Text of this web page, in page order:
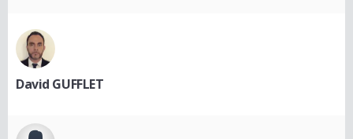
David GUFFLET